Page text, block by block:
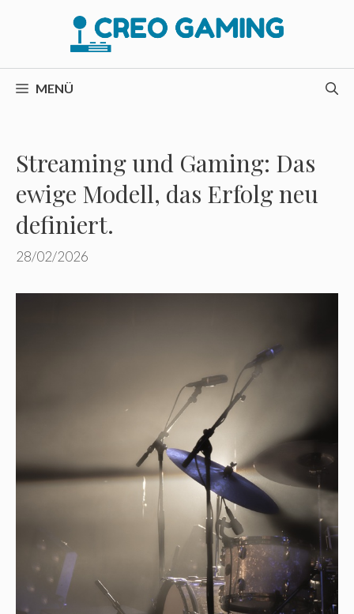
MENÜ
Streaming und Gaming: Das
ewige Modell, das Erfolg neu
definiert.
28/02/2026